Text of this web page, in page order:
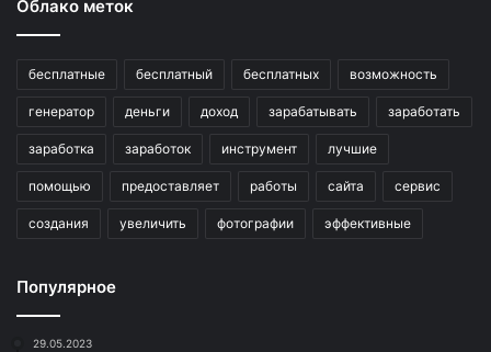
Облако меток
бесплатные бесплатный бесплатных возможность
генератор деньги доход зарабатывать заработать
заработка заработок инструмент лучшие
помощью предоставляет работы сайта сервис
создания увеличить фотографии эффективные
Популярное
29.05.2023